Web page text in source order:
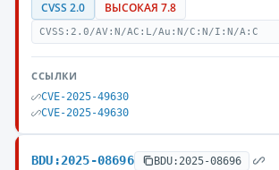
CVSS 2.0 ВЫСОКАЯ 7.8
CVSS:2.0/AV:N/AC:L/Au:N/C:N/I:N/A:C
ССЫЛКИ
CVE-2025-49630
CVE-2025-49630
BDU:2025-08696 BDU:2025-08696